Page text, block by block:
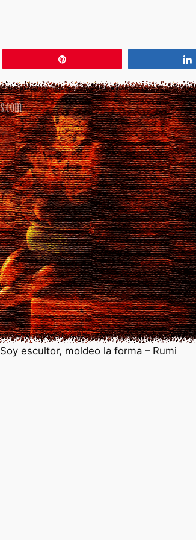
Soy escultor, moldeo la forma – Rumi